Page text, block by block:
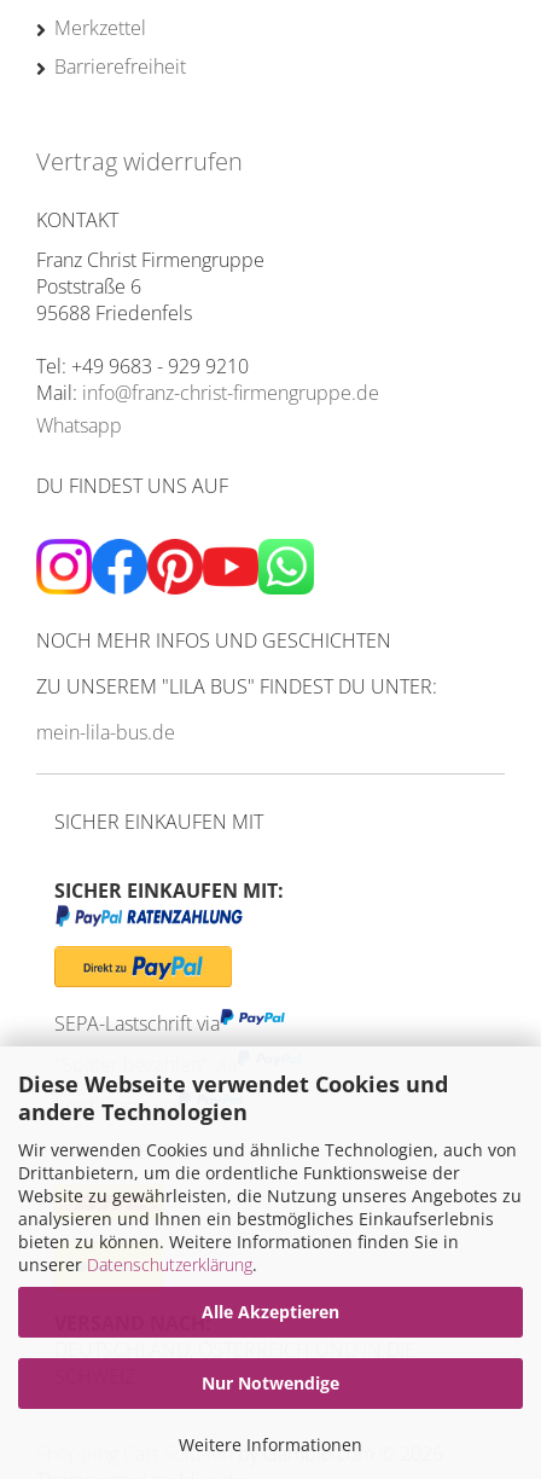
Diese Webseite verwendet Cookies und
andere Technologien
Wir verwenden Cookies und ähnliche Technologien, auch von
Drittanbietern, um die ordentliche Funktionsweise der
Website zu gewährleisten, die Nutzung unseres Angebotes zu
analysieren und Ihnen ein bestmögliches Einkaufserlebnis
bieten zu können. Weitere Informationen finden Sie in
unserer Datenschutzerklärung.
Alle Akzeptieren
Nur Notwendige
Weitere Informationen
Merkzettel
Barrierefreiheit
Vertrag widerrufen
KONTAKT
Franz Christ Firmengruppe
Poststraße 6
95688 Friedenfels
Tel: +49 9683 - 929 9210
Mail: info@franz-christ-firmengruppe.de
Whatsapp
DU FINDEST UNS AUF
NOCH MEHR INFOS UND GESCHICHTEN
ZU UNSEREM "LILA BUS" FINDEST DU UNTER:
mein-lila-bus.de
SICHER EINKAUFEN MIT
SICHER EINKAUFEN MIT:
SEPA-Lastschrift via
Kreditkarte via
WIR VERSENDEN MIT
VERSAND NACH:
Shopping Cart Solutionby Gambio.com © 2026